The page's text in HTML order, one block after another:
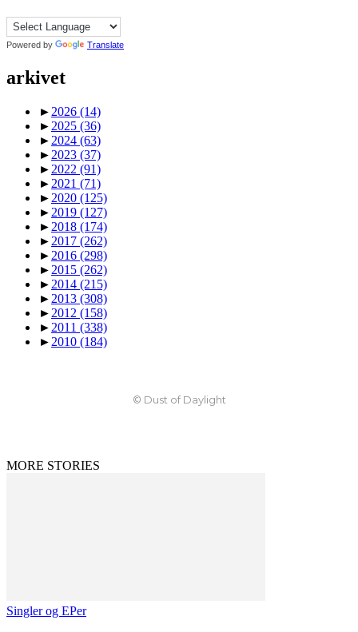
Powered by Translate
arkivet
► 2026 (14)
► 2025 (36)
► 2024 (63)
► 2023 (37)
► 2022 (91)
► 2021 (71)
► 2020 (125)
► 2019 (127)
► 2018 (174)
► 2017 (262)
► 2016 (298)
► 2015 (262)
► 2014 (215)
► 2013 (308)
► 2012 (158)
► 2011 (338)
► 2010 (184)
© Dust of Daylight
MORE STORIES
Singler og EPer